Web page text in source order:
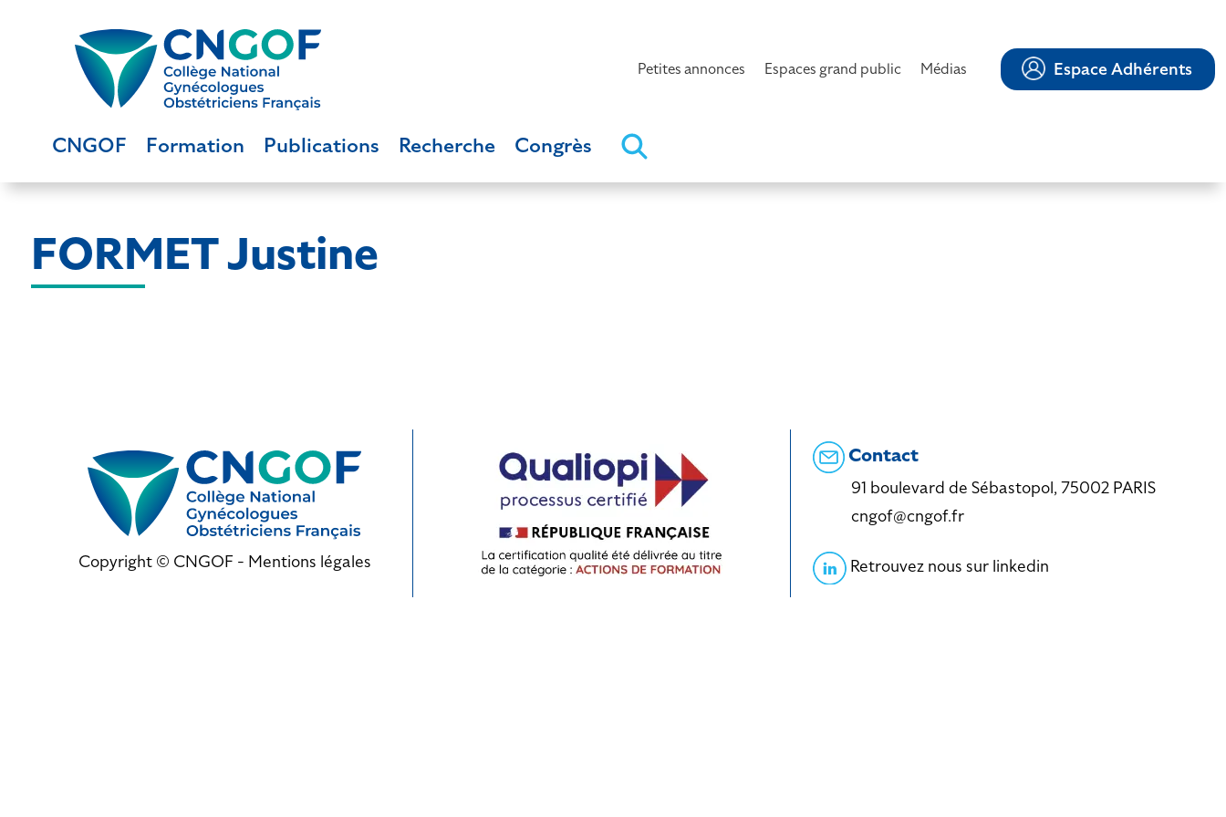
Petites annonces Espaces grand public Médias Espace Adhérents
CNGOF Formation Publications Recherche Congrès
FORMET Justine
Copyright © CNGOF - Mentions légales
Contact
91 boulevard de Sébastopol, 75002 PARIS
cngof@cngof.fr
Retrouvez nous sur linkedin